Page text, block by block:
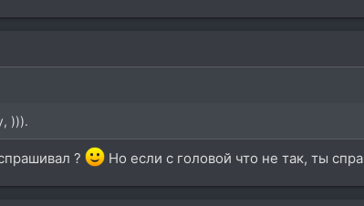
))).
? Но если с головой что не так, ты